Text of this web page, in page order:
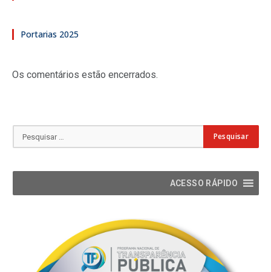
Portarias 2025
Os comentários estão encerrados.
ACESSO RÁPIDO